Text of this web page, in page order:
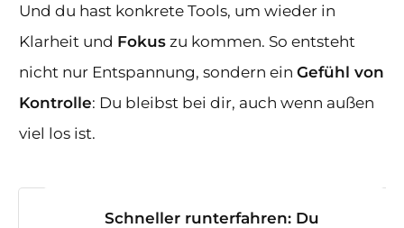
Und du hast konkrete Tools, um wieder in
Klarheit und Fokus zu kommen. So entsteht
nicht nur Entspannung, sondern ein Gefühl von
Kontrolle: Du bleibst bei dir, auch wenn außen
viel los ist.
Schneller runterfahren: Du